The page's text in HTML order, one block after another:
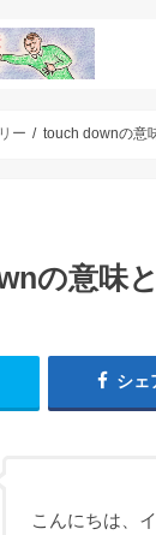
ー touch downの意
の意味
シェ
こんにちは、